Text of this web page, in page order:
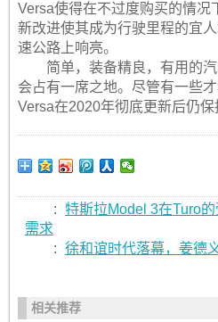
Versa使得在不过度购买的情况
新改进使其成为行驶里程的宜
速公路上响亮。
简单，装备精良，有用的
会占有一席之地。尽管有一些
Versa在2020年彻底更新后仍保
: 特斯拉Model 3在Turo
需求
: 徐和谊时代落幕，姜德
相关推荐